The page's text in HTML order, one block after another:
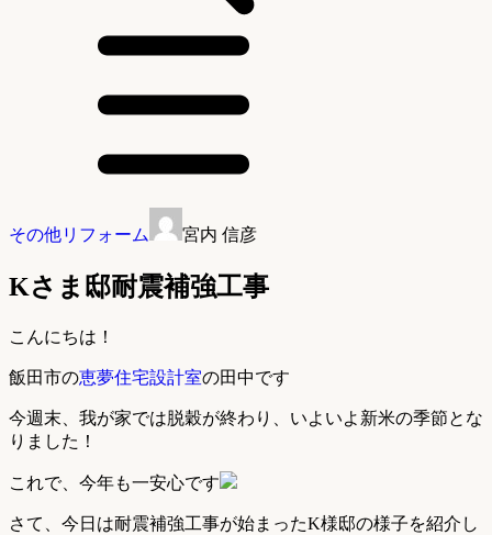
その他リフォーム 宮内 信彦
Kさま邸耐震補強工事
こんにちは！
飯田市の恵夢住宅設計室の田中です
今週末、我が家では脱穀が終わり、いよいよ新米の季節とな
りました！
これで、今年も一安心です
さて、今日は耐震補強工事が始まったK様邸の様子を紹介し